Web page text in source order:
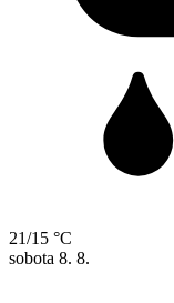
21/15 °C
sobota 8. 8.